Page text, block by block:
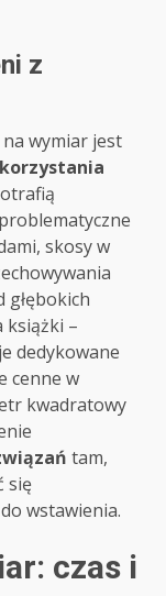
z
wymiar jest
skosy w
książki –
dedykowane
cenne w
kwadratowy
tam,
się
wstawienia.
czas i